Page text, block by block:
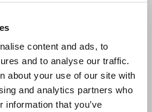
content and ads, to
and to analyse our traffic.
about your use of our site with
and analytics partners who
information that you’ve